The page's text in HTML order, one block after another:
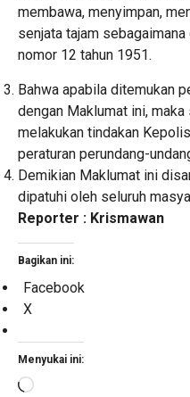
membawa, menyimpan,
senjata tajam
nomor 12 tahun 1951.
Bahwa apabila ditemukan
dengan Maklumat ini,
melakukan tindakan
peraturan perundang-
Demikian Maklumat ini
dipatuhi oleh seluruh
Reporter : Krismawan
Bagikan ini:
Facebook
X
Menyukai ini:
Memuat...